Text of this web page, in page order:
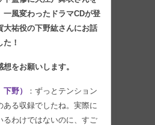
一風変わったドラマCDが登
大祐役の下野紘さんにお話
！
をお願いします。
野）
：ずっとテンション
ある収録でしたね。実際に
るわけではないのに、すご